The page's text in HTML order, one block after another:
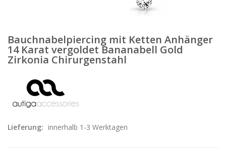
Bauchnabelpiercing mit Ketten Anhänger
14 Karat vergoldet Bananabell Gold
Zirkonia Chirurgenstahl
Lieferung: innerhalb 1-3 Werktagen